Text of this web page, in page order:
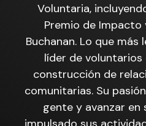
Voluntaria,
Premio de Impacto
Buchanan. Lo que más
líder de
construcción de
comunitarias. Su
gente y avanzar en